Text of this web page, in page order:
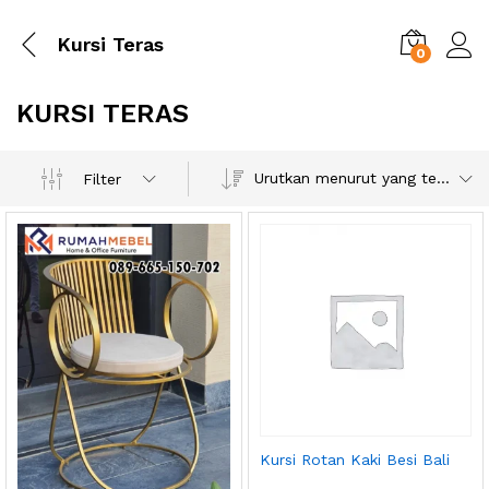
Kursi Teras 0
KURSI TERAS
Filter Urutkan menurut yang terbaru
Kursi Rotan Kaki Besi Bali